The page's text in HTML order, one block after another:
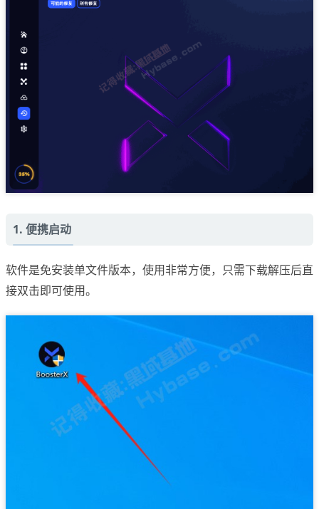
1. 便携启动
软件是免安装单文件版本，使用非常方便，只需下载解压后直
接双击即可使用。